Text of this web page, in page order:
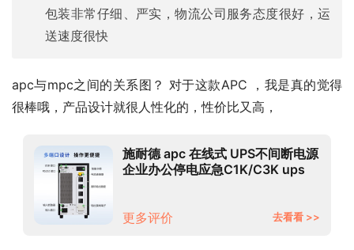
包装非常仔细、严实，物流公司服务态度很好，运
送速度很快
apc与mpc之间的关系图？ 对于这款APC ，我是真的觉得
很棒哦，产品设计就很人性化的，性价比又高，
施耐德 apc 在线式 UPS不间断电源
企业办公停电应急C1K/C3K ups
更多评价
去看看 >>